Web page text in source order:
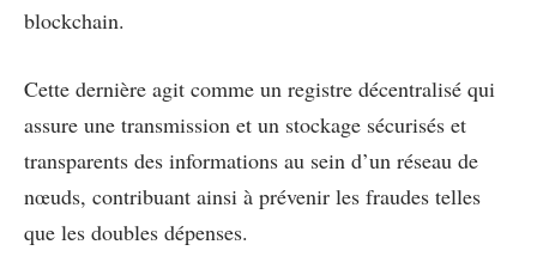
blockchain.
Cette dernière agit comme un registre décentralisé qui
assure une transmission et un stockage sécurisés et
transparents des informations au sein d’un réseau de
nœuds, contribuant ainsi à prévenir les fraudes telles
que les doubles dépenses.